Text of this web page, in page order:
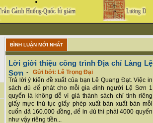
BÌNH LUẬN MỚI NHẤT
Lời giới thiệu công trình Địa chí Làng Lệ
Sơn - Gửi bởi: Lê Trọng Đại
Trả lời ý kiến đề xuất của bạn Lê Quang Đạt. Việc in
sách đủ để phát cho mỗi gia đình người Lệ Sơn 1
quyển là không dễ vì giá thành sách chỉ tính riêng
giấy mực thủ tục giấy phép xuất bản xuất bản mỗi
cuốn đã 160.000 đồng, để in đủ thì phải 4000 quyển
như vậy riêng tiền...